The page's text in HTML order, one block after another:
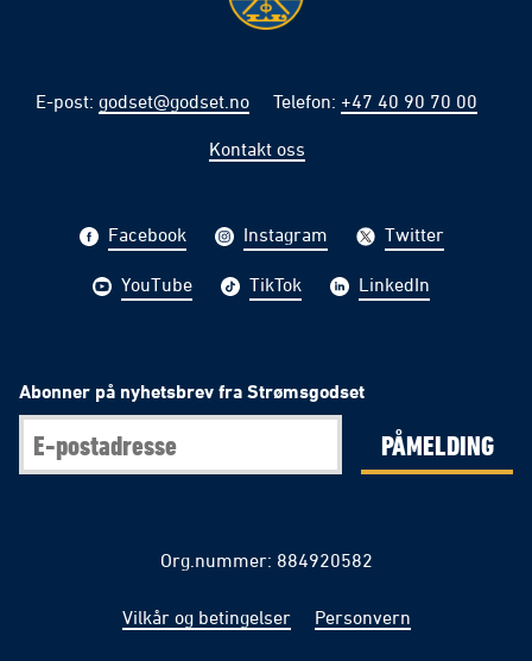
E-post: godset@godset.no Telefon: +47 40 90 70 00
Kontakt oss
Facebook Instagram Twitter
YouTube TikTok LinkedIn
Abonner på nyhetsbrev fra Strømsgodset
PÅMELDING
Org.nummer: 884920582
Vilkår og betingelser Personvern